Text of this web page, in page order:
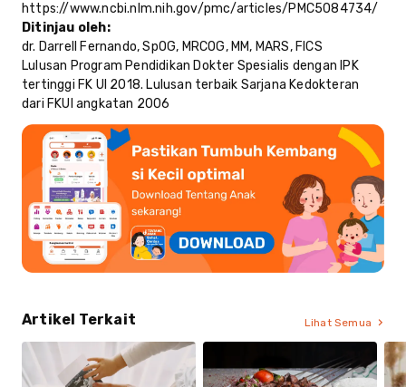
https://www.ncbi.nlm.nih.gov/pmc/articles/PMC5084734/
Ditinjau oleh:
dr. Darrell Fernando, SpOG, MRCOG, MM, MARS, FICS
Lulusan Program Pendidikan Dokter Spesialis dengan IPK
tertinggi FK UI 2018. Lulusan terbaik Sarjana Kedokteran
dari FKUI angkatan 2006
Artikel Terkait Lihat Semua